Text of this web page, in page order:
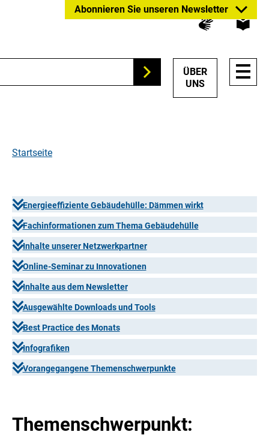
Hauptnavigation
Abonnieren Sie unseren Newsletter
Suchen
ÜBER
UNS
Startseite
Energieeffiziente Gebäudehülle: Dämmen wirkt
Fachinformationen zum Thema Gebäudehülle
Inhalte unserer Netzwerkpartner
Online-Seminar zu Innovationen
Inhalte aus dem Newsletter
Ausgewählte Downloads und Tools
Best Practice des Monats
Infografiken
Vorangegangene Themenschwerpunkte
Themenschwerpunkt: